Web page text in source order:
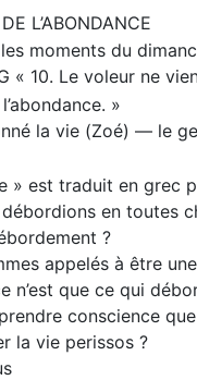
L’ABONDANCE
moments du
« 10. Le voleur ne
»
la vie (Zoé) — le
» est traduit en grec
en toutes
?
appelés à être
n’est que ce qui
conscience
la vie perissos ?